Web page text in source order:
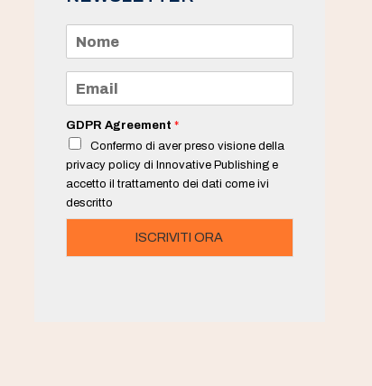
m
e
a
i
*
GDPR Agreement *
Confermo di aver preso visione della
privacy policy di Innovative Publishing e
accetto il trattamento dei dati come ivi
descritto
ISCRIVITI ORA